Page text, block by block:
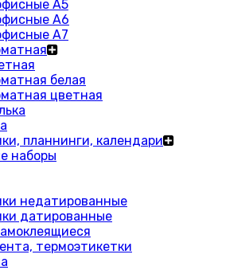
A5
A6
A7
белая
цветная
планнинги, календари
наборы
недатированные
датированные
термоэтикетки